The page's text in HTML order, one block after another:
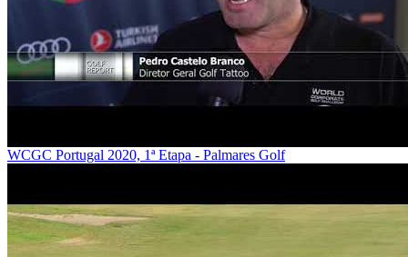
WCGC Portugal 2020, 1ª Etapa - Palmares Golf